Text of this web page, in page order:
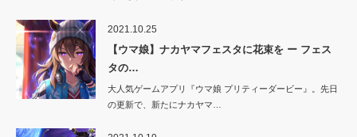
2021.10.25
【ウマ娘】ナカヤマフェスタに花束を ー フェス
タの…
大人気ゲームアプリ『ウマ娘 プリティーダービー』。先日
の更新で、新たにナカヤマ…